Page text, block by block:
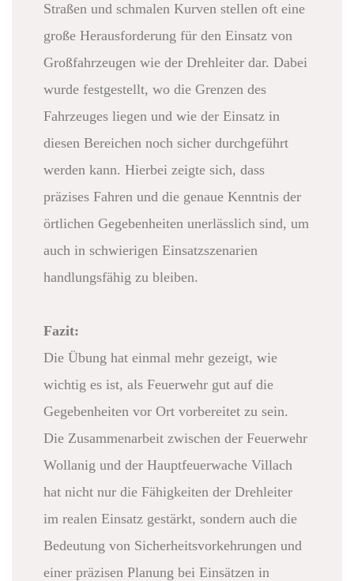
Straßen und schmalen Kurven stellen oft eine
große Herausforderung für den Einsatz von
Großfahrzeugen wie der Drehleiter dar. Dabei
wurde festgestellt, wo die Grenzen des
Fahrzeuges liegen und wie der Einsatz in
diesen Bereichen noch sicher durchgeführt
werden kann. Hierbei zeigte sich, dass
präzises Fahren und die genaue Kenntnis der
örtlichen Gegebenheiten unerlässlich sind, um
auch in schwierigen Einsatzszenarien
handlungsfähig zu bleiben.
Fazit:
Die Übung hat einmal mehr gezeigt, wie
wichtig es ist, als Feuerwehr gut auf die
Gegebenheiten vor Ort vorbereitet zu sein.
Die Zusammenarbeit zwischen der Feuerwehr
Wollanig und der Hauptfeuerwache Villach
hat nicht nur die Fähigkeiten der Drehleiter
im realen Einsatz gestärkt, sondern auch die
Bedeutung von Sicherheitsvorkehrungen und
einer präzisen Planung bei Einsätzen in